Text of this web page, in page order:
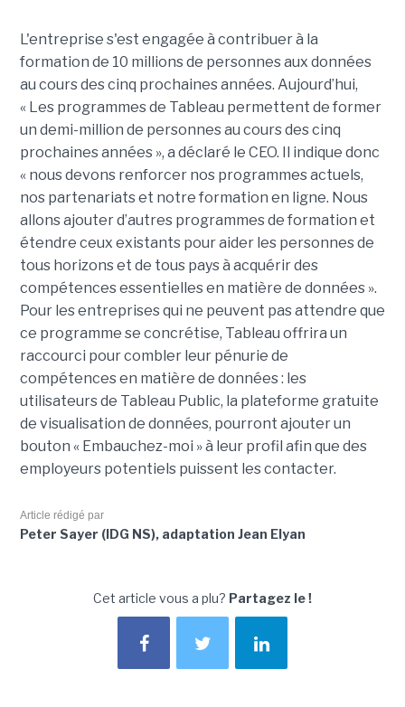
L'entreprise s'est engagée à contribuer à la
formation de 10 millions de personnes aux données
au cours des cinq prochaines années. Aujourd’hui,
« Les programmes de Tableau permettent de former
un demi-million de personnes au cours des cinq
prochaines années », a déclaré le CEO. Il indique donc
« nous devons renforcer nos programmes actuels,
nos partenariats et notre formation en ligne. Nous
allons ajouter d’autres programmes de formation et
étendre ceux existants pour aider les personnes de
tous horizons et de tous pays à acquérir des
compétences essentielles en matière de données ».
Pour les entreprises qui ne peuvent pas attendre que
ce programme se concrétise, Tableau offrira un
raccourci pour combler leur pénurie de
compétences en matière de données : les
utilisateurs de Tableau Public, la plateforme gratuite
de visualisation de données, pourront ajouter un
bouton « Embauchez-moi » à leur profil afin que des
employeurs potentiels puissent les contacter.
Article rédigé par
Peter Sayer (IDG NS), adaptation Jean Elyan
Cet article vous a plu? Partagez le !